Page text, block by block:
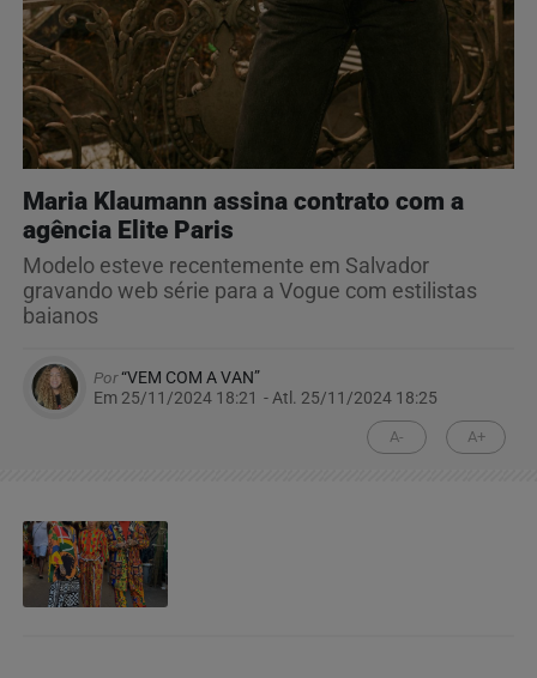
Maria Klaumann assina contrato com a
agência Elite Paris
Modelo esteve recentemente em Salvador
gravando web série para a Vogue com estilistas
baianos
Por“VEM COM A VAN”
Em 25/11/2024 18:21 - Atl. 25/11/2024 18:25
A- A+